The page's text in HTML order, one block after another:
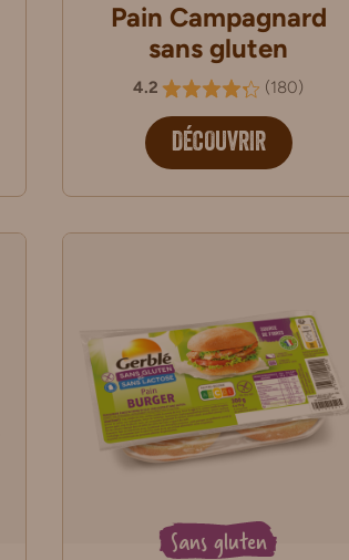
Pain Campagnard
sans gluten
4.2 (180)
DÉCOUVRIR
Sans gluten